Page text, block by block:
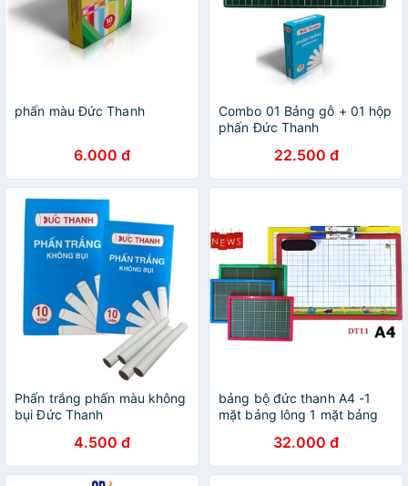
phấn màu Đức Thanh
6.000 đ
Combo 01 Bảng gỗ + 01 hộp
phấn Đức Thanh
22.500 đ
Phấn trắng phấn màu không
bụi Đức Thanh
4.500 đ
bảng bộ đức thanh A4 -1
mặt bảng lông 1 mặt bảng
32.000 đ